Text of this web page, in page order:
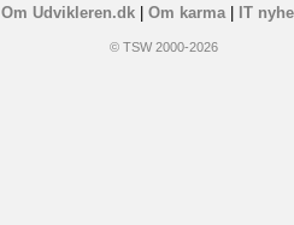
Om Udvikleren.dk| Om karma| IT
© TSW 2000-2026